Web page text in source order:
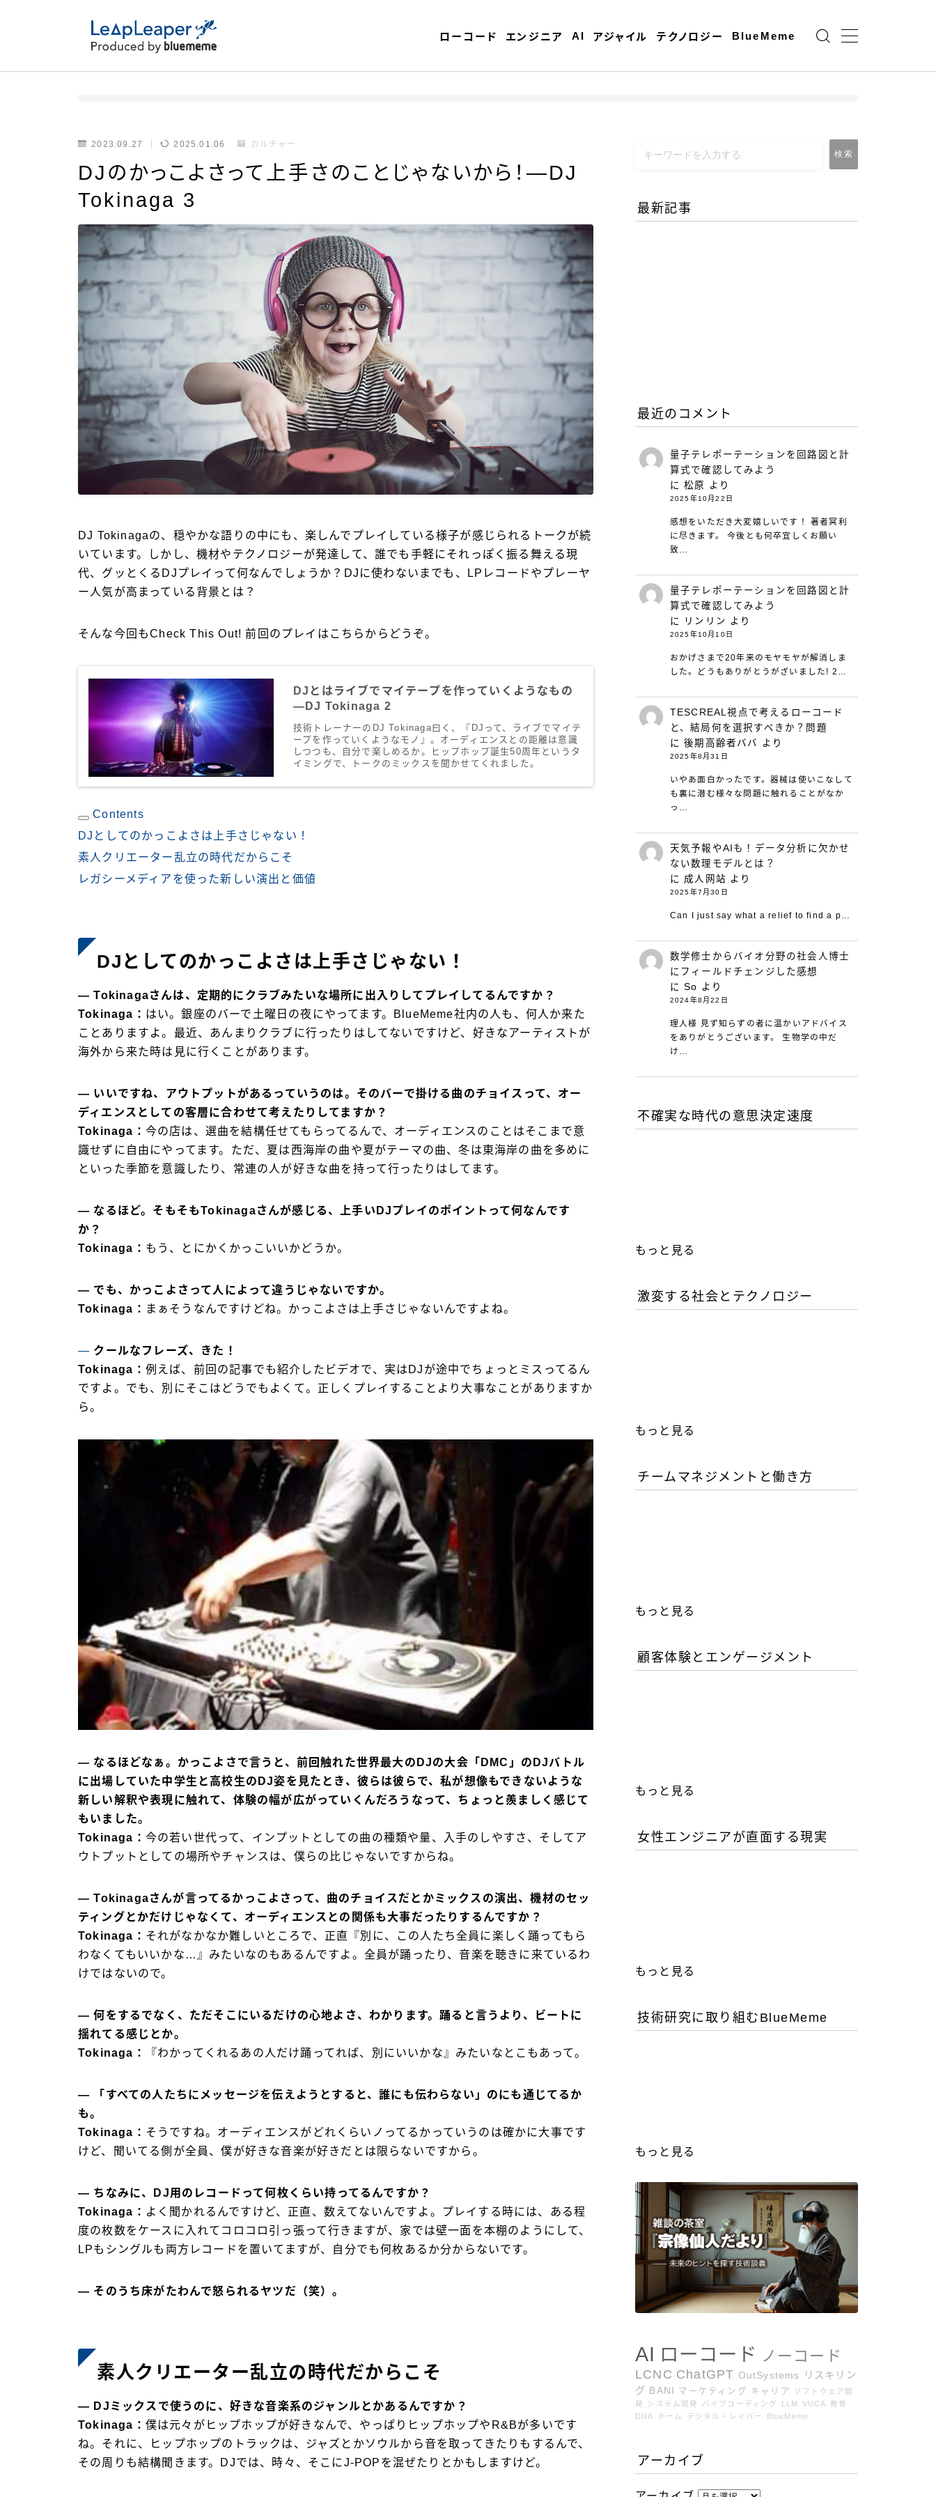
ローコード エンジニア AI アジャイル テクノロジー BlueMeme
エンジニア
アジャイル
テクノロジー
BlueMeme
2023.09.27 2025.01.06 カルチャー
DJのかっこよさって上手さのことじゃないから！―DJ
Tokinaga 3
DJ Tokinagaの、穏やかな語りの中にも、楽しんでプレイしている様子が感じられるトークが続
いています。しかし、機材やテクノロジーが発達して、誰でも手軽にそれっぽく振る舞える現
代、グッとくる DJ プレイって何なんでしょうか？ DJ に使わないまでも、 LP レコードやプレーヤ
ー人気が高まっている背景とは？
そんな今回もCheck This Out!前回のプレイはこちらからどうぞ。
DJとはライブでマイテープを作っていくようなもの
―DJ Tokinaga 2
技術トレーナーのDJ Tokinaga曰く、『DJって、ライブでマイテ
ープを作っていくようなモノ』。オーディエンスとの距離は意識
しつつも、自分で楽しめるか。ヒップホップ誕生50周年というタ
イミングで、トークのミックスを聞かせてくれました。
Contents
DJとしてのかっこよさは上手さじゃない！
素人クリエーター乱立の時代だからこそ
レガシーメディアを使った新しい演出と価値
DJとしてのかっこよさは上手さじゃない！
―Tokinagaさんは、定期的にクラブみたいな場所に出入りしてプレイしてるんですか？
Tokinaga： はい。銀座のバーで土曜日の夜にやってます。BlueMeme社内の人も、何人か来た
ことありますよ。最近、あんまりクラブに行ったりはしてないですけど、好きなアーティストが
海外から来た時は見に行くことがあります。
― いいですね、アウトプットがあるっていうのは。そのバーで掛ける曲のチョイスって、オー
ディエンスとしての客層に合わせて考えたりしてますか？
Tokinaga： 今の店は、選曲を結構任せてもらってるんで、オーディエンスのことはそこまで意
識せずに自由にやってます。ただ、夏は西海岸の曲や夏がテーマの曲、冬は東海岸の曲を多めに
といった季節を意識したり、常連の人が好きな曲を持って行ったりはしてます。
― なるほど。そもそもTokinagaさんが感じる、上手いDJプレイのポイントって何なんです
か？
Tokinaga： もう、とにかくかっこいいかどうか。
― でも、かっこよさって人によって違うじゃないですか。
Tokinaga： まぁそうなんですけどね。かっこよさは上手さじゃないんですよね。
― クールなフレーズ、きた！
Tokinaga： 例えば、前回の記事でも紹介したビデオで、実はDJが途中でちょっとミスってるん
ですよ。でも、別にそこはどうでもよくて。正しくプレイすることより大事なことがありますか
ら。
― なるほどなぁ。かっこよさで言うと、前回触れた世界最大のDJの大会「DMC」のDJバトル
に出場していた中学生と高校生のDJ姿を見たとき、彼らは彼らで、私が想像もできないような
新しい解釈や表現に触れて、体験の幅が広がっていくんだろうなって、ちょっと羨ましく感じて
もいました。
Tokinaga： 今の若い世代って、インプットとしての曲の種類や量、入手のしやすさ、そしてア
ウトプットとしての場所やチャンスは、僕らの比じゃないですからね。
―Tokinagaさんが言ってるかっこよさって、曲のチョイスだとかミックスの演出、機材のセッ
ティングとかだけじゃなくて、オーディエンスとの関係も大事だったりするんですか？
Tokinaga： それがなかなか難しいところで、正直『別に、この人たち全員に楽しく踊ってもら
わなくてもいいかな…』みたいなのもあるんですよ。全員が踊ったり、音楽を聴きに来ているわ
けではないので。
― 何をするでなく、ただそこにいるだけの心地よさ、わかります。踊ると言うより、ビートに
揺れてる感じとか。
Tokinaga：
『わかってくれるあの人だけ踊ってれば、別にいいかな』みたいなとこもあって。
― 「すべての人たちにメッセージを伝えようとすると、誰にも伝わらない」のにも通じてるか
も。
Tokinaga： そうですね。オーディエンスがどれくらいノってるかっていうのは確かに大事です
けど、聞いてる側が全員、僕が好きな音楽が好きだとは限らないですから。
― ちなみに、DJ用のレコードって何枚くらい持ってるんですか？
Tokinaga： よく聞かれるんですけど、正直、数えてないんですよ。プレイする時には、ある程
度の枚数をケースに入れてコロコロ引っ張って行きますが、家では壁一面を本棚のようにして、
LPもシングルも両方レコードを置いてますが、自分でも何枚あるか分からないです。
― そのうち床がたわんで怒られるヤツだ（笑）。
素人クリエーター乱立の時代だからこそ
― DJミックスで使うのに、好きな音楽系のジャンルとかあるんですか？
Tokinaga： 僕は元々がヒップホップが好きなんで、やっぱりヒップホップやR&Bが多いです
ね。それに、ヒップホップのトラックは、ジャズとかソウルから音を取ってきたりもするんで、
その周りも結構聞きます。DJでは、時々、そこにJ-POPを混ぜたりとかもしますけど。
検索
最新記事
最近のコメント
量子テレポーテーションを回路図と計
算式で確認してみよう
に松原 より
2025年10月22日
感想をいただき大変嬉しいです！ 著者冥利
に尽きます。 今後とも何卒宜しくお願い
致…
量子テレポーテーションを回路図と計
算式で確認してみよう
に
リンリン より
2025年10月10日
おかげさまで20年来のモヤモヤが解消しま
した。どうもありがとうがざいました! 2…
TESCREAL視点で考えるローコード
と、結局何を選択すべきか？問題
に後期高齢者ババ より
2025年8月31日
いやあ面白かったです。器械は使いこなして
も裏に潜む様々な問題に触れることがなか
っ…
天気予報やAIも！データ分析に欠かせ
ない数理モデルとは？
に 成人网站 より
2025年7月30日
Can I just say what a relief to find a p…
数学修士からバイオ分野の社会人博士
にフィールドチェンジした感想
にSo より
2024年8月22日
理人様 見ず知らずの者に温かいアドバイス
をありがとうございます。 生物学の中だ
け…
不確実な時代の意思決定速度
もっと見る
激変する社会とテクノロジー
もっと見る
チームマネジメントと働き方
もっと見る
顧客体験とエンゲージメント
もっと見る
女性エンジニアが直面する現実
もっと見る
技術研究に取り組むBlueMeme
もっと見る
AI ローコード ノーコード
LCNC ChatGPT OutSystems
リスキリン
グ BANI マーケティング キャリア
ソフトウェア開
発
システム開発 バイブコーディング LLM VUCA
教育
DNA
チーム デジタル・レイバー BlueMeme
アーカイブ